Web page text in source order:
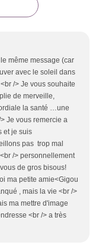
même message (car
avec le soleil dans
/> Je vous souhaite
de merveille,
la santé …une
Je vous remercie a
et je suis
pas trop mal
/> personnellement
de gros bisous!
ma petite amie<Gigou
, mais la vie <br />
ma mettre d'image
<br /> a très